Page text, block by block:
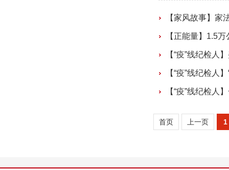
【家风故事】家
【正能量】1.5
【“疫”线纪检人
【“疫”线纪检人
【“疫”线纪检人
首页 上一页 1